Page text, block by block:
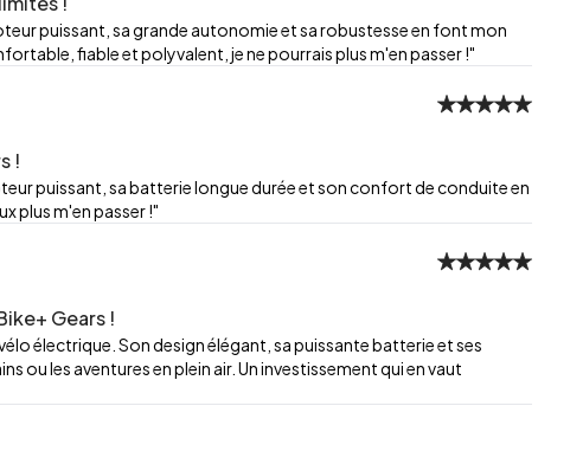
puissant, sa grande autonomie et sa robustesse en font mon
fiable et polyvalent, je ne pourrais plus m'en passer !"
!
puissant, sa batterie longue durée et son confort de conduite en
plus m'en passer !"
Gears !
électrique. Son design élégant, sa puissante batterie et ses
ou les aventures en plein air. Un investissement qui en vaut